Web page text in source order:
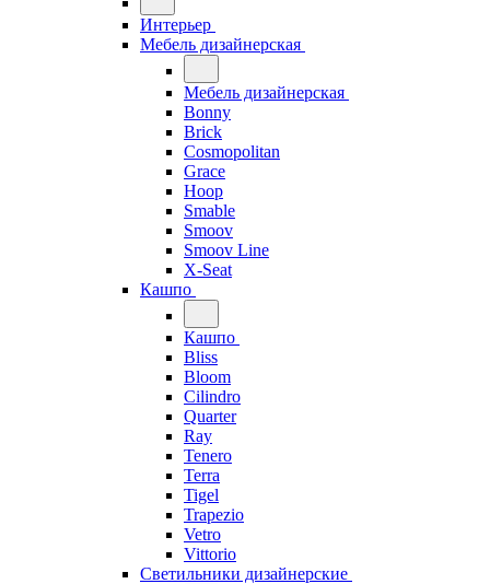
Интерьер
Мебель дизайнерская
Мебель дизайнерская
Bonny
Brick
Cosmopolitan
Grace
Hoop
Smable
Smoov
Smoov Line
X-Seat
Кашпо
Кашпо
Bliss
Bloom
Cilindro
Quarter
Ray
Tenero
Terra
Tigel
Trapezio
Vetro
Vittorio
Светильники дизайнерские